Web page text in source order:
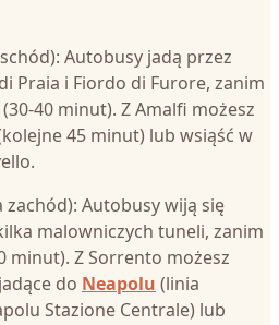
Autobusy jadą przez
Praia i Fiordo di Furore, zanim
(30-40 minut). Z Amalfi możesz
45 minut) lub wsiąść w
Autobusy wiją się
malowniczych tuneli, zanim
minut). Z Sorrento możesz
do Neapolu (linia
Stazione Centrale) lub